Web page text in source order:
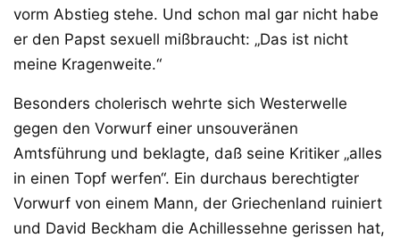
vorm Abstieg stehe. Und schon mal gar nicht habe
er den Papst sexuell mißbraucht: „Das ist nicht
meine Kragenweite.“
Besonders cholerisch wehrte sich Westerwelle
gegen den Vorwurf einer unsouveränen
Amtsführung und beklagte, daß seine Kritiker „alles
in einen Topf werfen“. Ein durchaus berechtigter
Vorwurf von einem Mann, der Griechenland ruiniert
und David Beckham die Achillessehne gerissen hat,